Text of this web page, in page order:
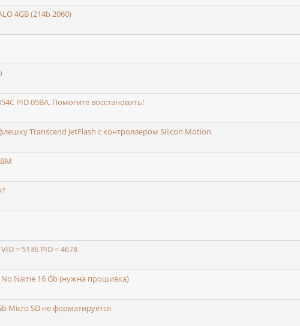
4GB (214b 2060)
PID 05BA. Помогите восстановить!
Transcend JetFlash с контроллером Silicon Motion
= 5136 PID = 4678
No Name 16 Gb (нужна прошивка)
Micro SD не форматируется